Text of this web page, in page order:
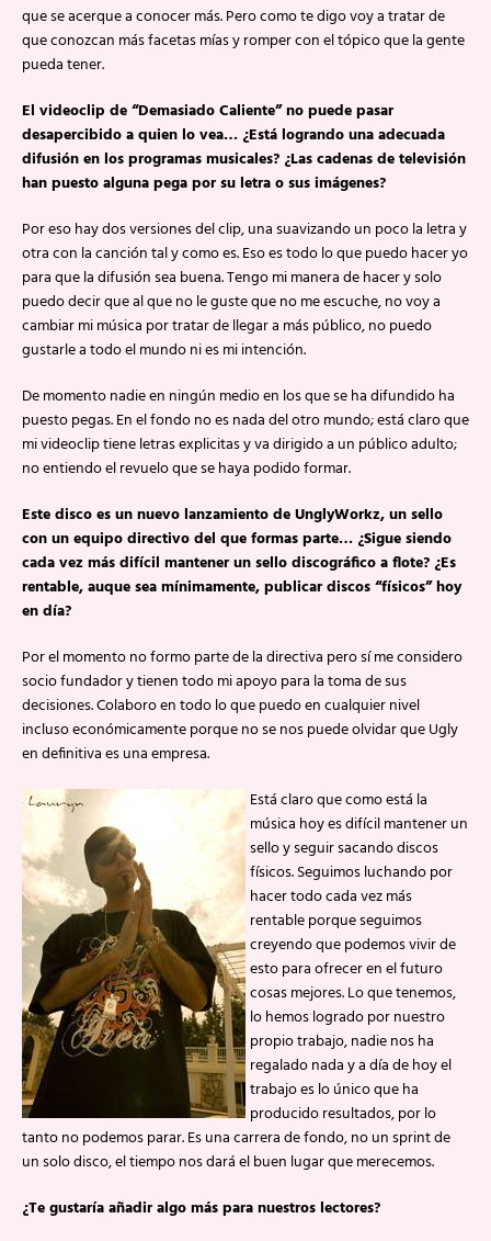
que se acerque a conocer más. Pero como te digo voy a tratar de
que conozcan más facetas mías y romper con el tópico que la gente
pueda tener.
El videoclip de “Demasiado Caliente” no puede pasar
desapercibido a quien lo vea… ¿Está logrando una adecuada
difusión en los programas musicales? ¿Las cadenas de televisión
han puesto alguna pega por su letra o sus imágenes?
Por eso hay dos versiones del clip, una suavizando un poco la letra y
otra con la canción tal y como es. Eso es todo lo que puedo hacer yo
para que la difusión sea buena. Tengo mi manera de hacer y solo
puedo decir que al que no le guste que no me escuche, no voy a
cambiar mi música por tratar de llegar a más público, no puedo
gustarle a todo el mundo ni es mi intención.
De momento nadie en ningún medio en los que se ha difundido ha
puesto pegas. En el fondo no es nada del otro mundo; está claro que
mi videoclip tiene letras explicitas y va dirigido a un público adulto;
no entiendo el revuelo que se haya podido formar.
Este disco es un nuevo lanzamiento de UnglyWorkz, un sello
con un equipo directivo del que formas parte… ¿Sigue siendo
cada vez más difícil mantener un sello discográfico a flote? ¿Es
rentable, auque sea mínimamente, publicar discos “físicos” hoy
en día?
Por el momento no formo parte de la directiva pero sí me considero
socio fundador y tienen todo mi apoyo para la toma de sus
decisiones. Colaboro en todo lo que puedo en cualquier nivel
incluso económicamente porque no se nos puede olvidar que Ugly
en definitiva es una empresa.
Está claro que como está la
música hoy es difícil mantener un
sello y seguir sacando discos
físicos. Seguimos luchando por
hacer todo cada vez más
rentable porque seguimos
creyendo que podemos vivir de
esto para ofrecer en el futuro
cosas mejores. Lo que tenemos,
lo hemos logrado por nuestro
propio trabajo, nadie nos ha
regalado nada y a día de hoy el
trabajo es lo único que ha
producido resultados, por lo
tanto no podemos parar. Es una carrera de fondo, no un sprint de
un solo disco, el tiempo nos dará el buen lugar que merecemos.
¿Te gustaría añadir algo más para nuestros lectores?